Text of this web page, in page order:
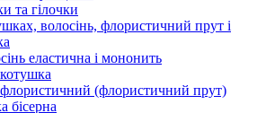
та гілочки
волосінь, флористичний прут і
еластична і мононить
флористичний (флористичний прут)
бісерна